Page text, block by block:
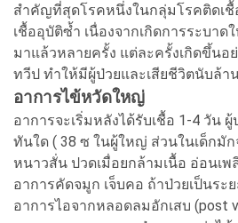
สำคัญที่สุดโรคหนึ่งในกลุ่มโรคติดเ
เชื้ออุบัติซ้ำ เนื่องจากเกิดการระบาด
มาแล้วหลายครั้ง แต่ละครั้งเกิดขึ้นอ
ทวีป ทำให้มีผู้ป่วยและเสียชีวิตนับล้า
อาการไข้หวัดใหญ่
อาการจะเริ่มหลังได้รับเชื้อ 1-4 วัน
ทันใด ( 38 ซ ในผู้ใหญ่ ส่วนในเด็กมั
หนาวสั่น ปวดเมื่อยกล้ามเนื้อ อ่อนเ
อาการคัดจมูก เจ็บคอ ถ้าป่วยเป็นระ
อาการไอจากหลอดลมอักเสบ (post